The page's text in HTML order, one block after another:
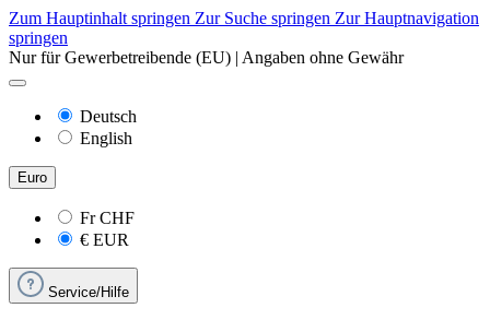
Zum Hauptinhalt springen Zur Suche springen Zur Hauptnavigation
springen
Nur für Gewerbetreibende (EU) | Angaben ohne Gewähr
Deutsch
English
Euro
FrCHF
€ EUR
Service/Hilfe